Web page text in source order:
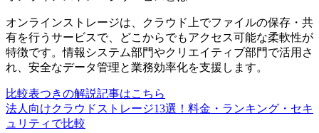
オンラインストレージは、クラウド上でファイルの保存・共
有を行うサービスで、どこからでもアクセス可能な柔軟性が
特徴です。情報システム部門やクリエイティブ部門で活用さ
れ、安全なデータ管理と業務効率化を支援します。
比較表つきの解説記事はこちら
法人向けクラウドストレージ13選！料金・ランキング・セキ
ュリティで比較